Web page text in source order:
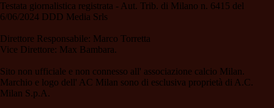
Testata giornalistica registrata - Aut. Trib. di Milano n. 6415 del
6/06/2024 DDD Media Srls
Direttore Responsabile: Marco Torretta
Vice Direttore: Max Bambara.
Sito non ufficiale e non connesso all' associazione calcio Milan.
Marchio e logo dell' AC Milan sono di esclusiva proprietà di A.C.
Milan S.p.A.